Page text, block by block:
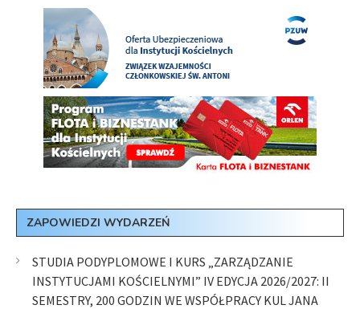
ZAPOWIEDZI WYDARZEŃ
STUDIA PODYPLOMOWE I KURS „ZARZĄDZANIE
INSTYTUCJAMI KOŚCIELNYMI” IV EDYCJA 2026/2027: II
SEMESTRY, 200 GODZIN WE WSPÓŁPRACY KUL JANA